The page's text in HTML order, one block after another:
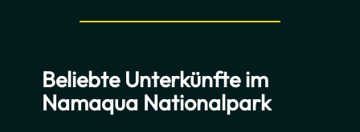
Beliebte Unterkünfteim
Namaqua Nationalpark